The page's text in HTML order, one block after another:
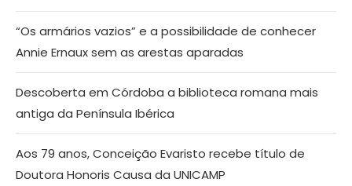
“Os armários vazios” e a possibilidade de conhecer
Annie Ernaux sem as arestas aparadas
Descoberta em Córdoba a biblioteca romana mais
antiga da Península Ibérica
Aos 79 anos, Conceição Evaristo recebe título de
Doutora Honoris Causa da UNICAMP